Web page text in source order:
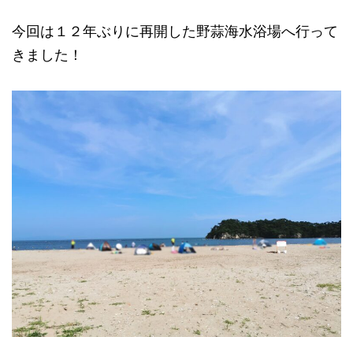
今回は１２年ぶりに再開した野蒜海水浴場へ行って
きました！